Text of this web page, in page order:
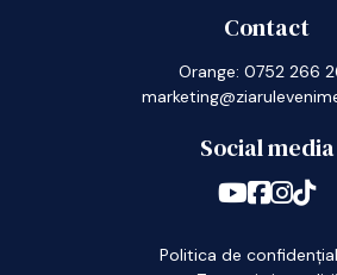
Contact
Orange: 0752 266
Social media
Politica de